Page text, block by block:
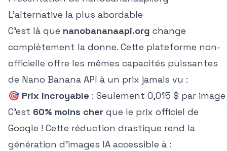
L'alternative la plus abordable
C'est là que nanobananaapi.org change
complètement la donne. Cette plateforme non-
officielle offre les mêmes capacités puissantes
de Nano Banana API à un prix jamais vu :
🎯 Prix incroyable : Seulement 0,015 $ par image
C'est 60% moins cher que le prix officiel de
Google ! Cette réduction drastique rend la
génération d'images IA accessible à :